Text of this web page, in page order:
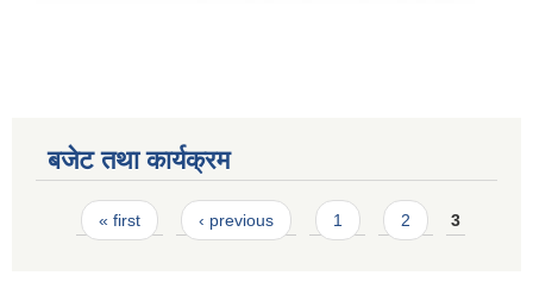
बजेट तथा कार्यक्रम
Pages
« first ‹ previous 1 2 3